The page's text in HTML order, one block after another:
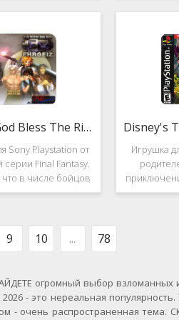
Вышло ещё 2
вертолётом и
Несмотря
Ehrgeiz: God Bless The Ring
Sony Playstation от
серии Final Fantasy.
что в числе бойцов
персонажи из
Ring для PS1
Игрушка
кто не
9 10 ... 78
огромный выбор взломанных
- это нереальная
- очень распространенная